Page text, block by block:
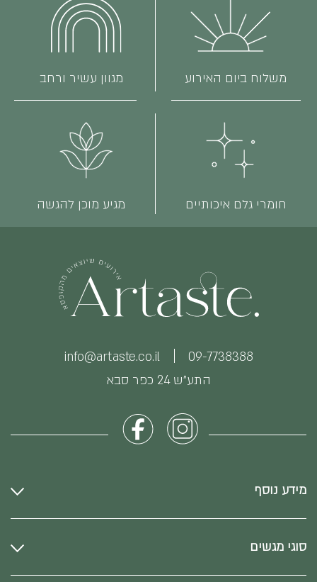
משלוח ביום האירוע מגוון עשיר ורחב
חומרי גלם איכותיים מגיע מוכן להגשה
התע״ש 24 כפר סבא
09-7738388
info@artaste.co.il
מידע נוסף
סוגי מגשים